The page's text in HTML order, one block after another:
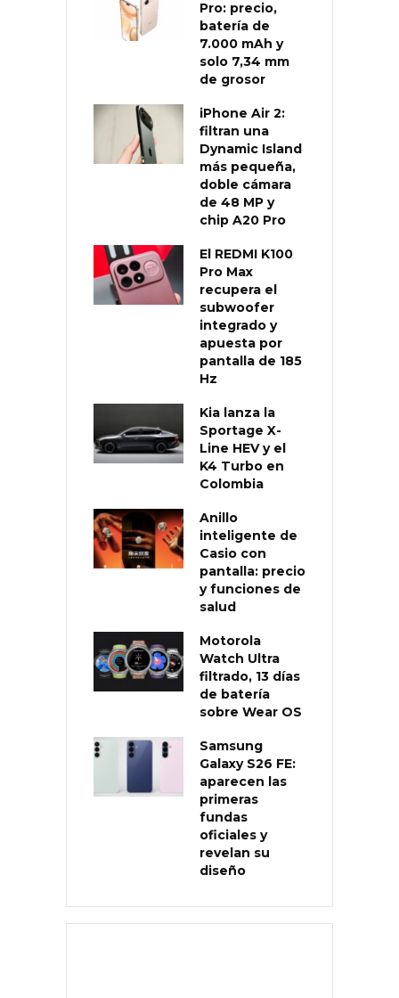
Pro: precio,
batería de
7.000 mAh y
solo 7,34 mm
de grosor
iPhone Air 2:
filtran una
Dynamic Island
más pequeña,
doble cámara
de 48 MP y
chip A20 Pro
El REDMI K100
Pro Max
recupera el
subwoofer
integrado y
apuesta por
pantalla de 185
Hz
Kia lanza la
Sportage X-
Line HEV y el
K4 Turbo en
Colombia
Anillo
inteligente de
Casio con
pantalla: precio
y funciones de
salud
Motorola
Watch Ultra
filtrado, 13 días
de batería
sobre Wear OS
Samsung
Galaxy S26 FE:
aparecen las
primeras
fundas
oficiales y
revelan su
diseño